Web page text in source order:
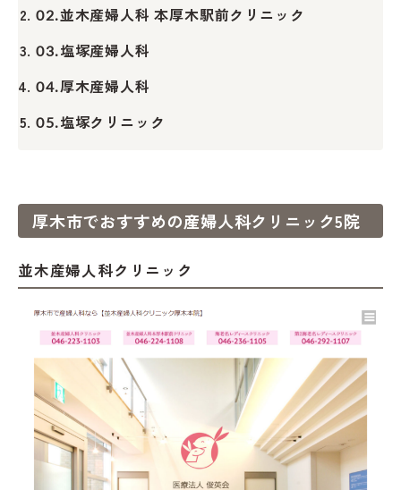
02.並木産婦人科 本厚木駅前クリニック
03.塩塚産婦人科
04.厚木産婦人科
05.塩塚クリニック
厚木市でおすすめの産婦人科クリニック5院
並木産婦人科クリニック